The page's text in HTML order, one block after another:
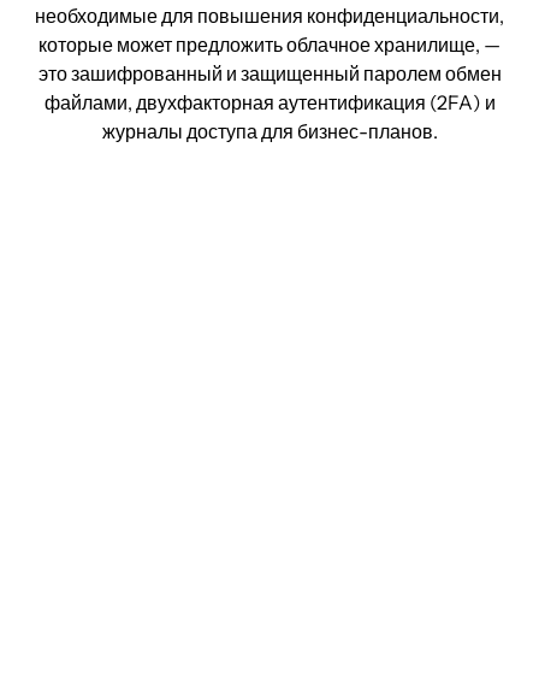
необходимые для повышения конфиденциальности,
которые может предложить облачное хранилище, —
это зашифрованный и защищенный паролем обмен
файлами, двухфакторная аутентификация (2FA) и
журналы доступа для бизнес-планов.